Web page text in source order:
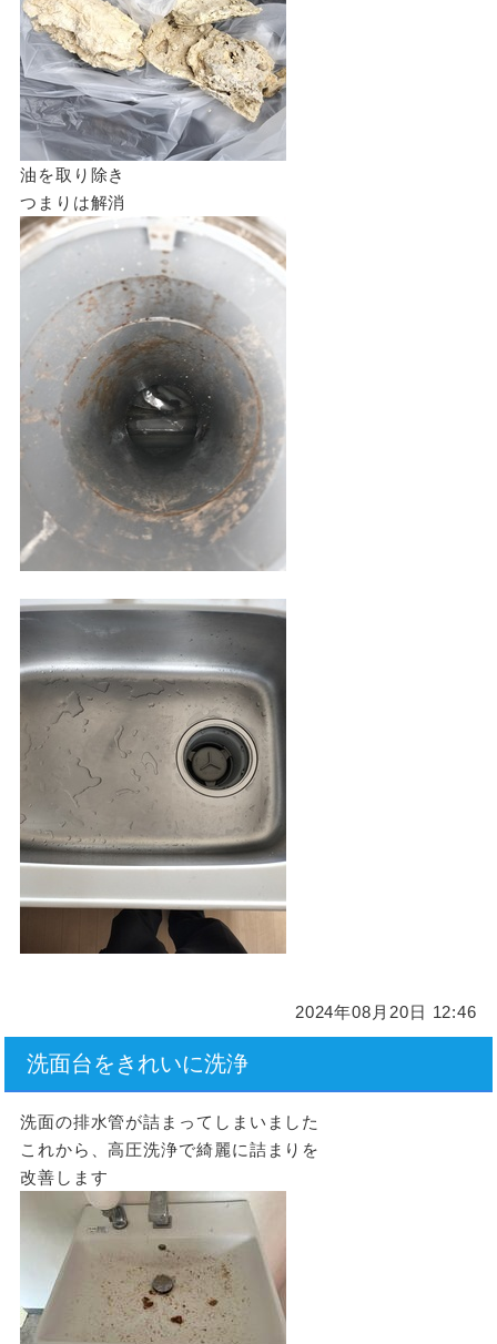
油を取り除き
つまりは解消
2024年08月20日 12:46
洗面台をきれいに洗浄
洗面の排水管が詰まってしまいました
これから、高圧洗浄で綺麗に詰まりを
改善します